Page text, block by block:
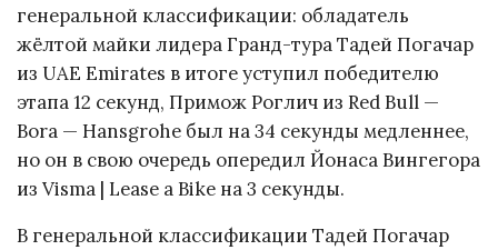
генеральной классификации: обладатель
жёлтой майки лидера Гранд-тура Тадей Погачар
из UAE Emirates в итоге уступил победителю
этапа 12 секунд, Примож Роглич из Red Bull —
Bora — Hansgrohe был на 34 секунды медленнее,
но он в свою очередь опередил Йонаса Вингегора
из Visma | Lease a Bike на 3 секунды.
В генеральной классификации Тадей Погачар